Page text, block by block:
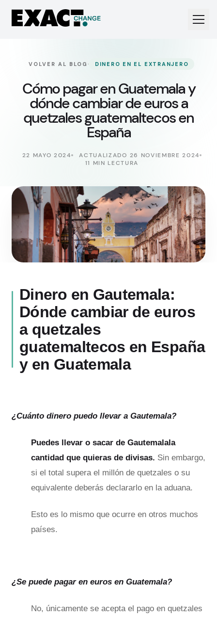
VOLVER AL BLOG · DINERO EN EL EXTRANJERO
Cómo pagar en Guatemala y
dónde cambiar de euros a
quetzales guatemaltecos en
España
22 MAYO 2024
ACTUALIZADO 26 NOVIEMBRE 2024
11 MIN LECTURA
Dinero en Gautemala:
Dónde cambiar de euros
a quetzales
guatemaltecos en España
y en Guatemala
¿Cuánto dinero puedo llevar a Gautemala?
Puedes llevar o sacar de Gautemalala
cantidad que quieras de divisas. Sin embargo,
si el total supera el millón de quetzales o su
equivalente deberás declararlo en la aduana.
Esto es lo mismo que ocurre en otros muchos
países.
¿Se puede pagar en euros en Guatemala?
No, únicamente se acepta el pago en quetzales